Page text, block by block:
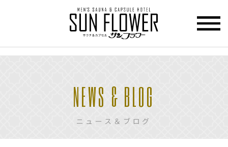
トップページ
カプセル ホテル
NEWS & BLOG
ニュース＆ブログ